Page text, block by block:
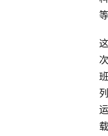
这
次
班
列
运
载